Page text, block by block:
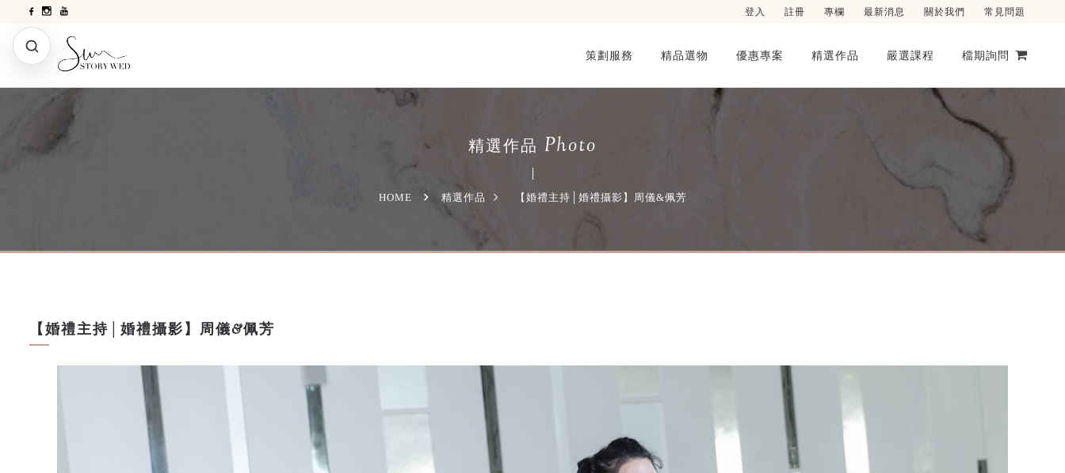
登入 註冊 專欄 最新消息 關於我們 常見問題
策劃服務 精品選物 優惠專案 精選作品 嚴選課程 檔期詢問
精選作品 Photo
HOME 精選作品 【婚禮主持│婚禮攝影】周儀&佩芳
【婚禮主持│婚禮攝影】周儀&佩芳